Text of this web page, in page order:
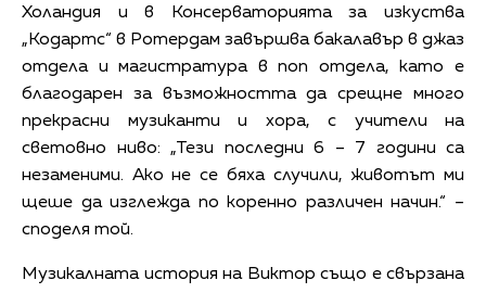
Холандия и в Консерваторията за изкуства
„Кодартс“ в Ротердам завършва бакалавър в джаз
отдела и магистратура в поп отдела, като е
благодарен за възможността да срещне много
прекрасни музиканти и хора, с учители на
световно ниво: „Тези последни 6 – 7 години са
незаменими. Ако не се бяха случили, животът ми
щеше да изглежда по коренно различен начин.“ –
споделя той.
Музикалната история на Виктор също е свързана